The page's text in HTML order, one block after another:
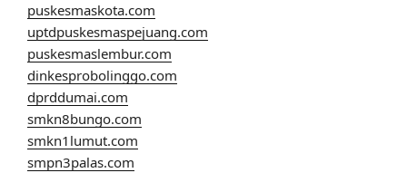
puskesmaskota.com
uptdpuskesmaspejuang.com
puskesmaslembur.com
dinkesprobolinggo.com
dprddumai.com
smkn8bungo.com
smkn1lumut.com
smpn3palas.com